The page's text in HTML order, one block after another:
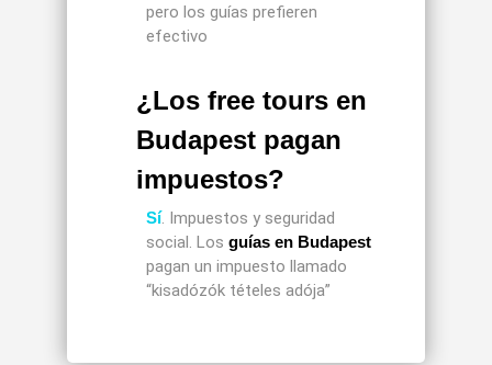
pero los guías prefieren
efectivo
¿Los free tours en
Budapest pagan
impuestos?
Sí. Impuestos y seguridad
social. Losguías en Budapest
pagan un impuesto llamado
“kisadózók tételes adója”